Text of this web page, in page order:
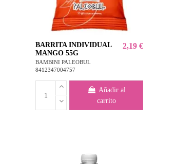
BARRITA INDIVIDUAL
MANGO 55G
BAMBINI PALEOBUL
8412347004757
2,19 €
Añadir al
carrito